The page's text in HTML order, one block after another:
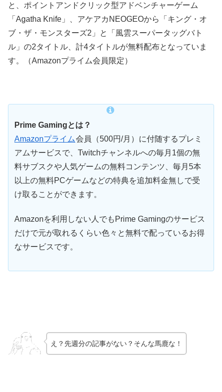
と、ポイントアンドクリック型アドベンチャーゲーム
「Agatha Knife」、アケアカNEOGEOから「キング・オ
ブ・ザ・モンスターズ2」と「風雲スーパータッグバト
ル」の2タイトル、計4タイトルが無料配布となっていま
す。（Amazonプライム会員限定）
Prime Gamingとは？
Amazonプライム会員（500円/月）に付随するプレミ
アムサービスで、Twitchチャンネルへの毎月1個の無
料サブスクや人気ゲームの無料コンテンツ、毎月5本
以上の無料PCゲームなどの特典を追加料金無しで受
け取ることができます。
Amazonを利用しない人でもPrime Gamingのサービス
だけで元が取れるくらい色々と無料で配っているお得
なサービスです。
え？先週分の記事がない？そんな馬鹿な！